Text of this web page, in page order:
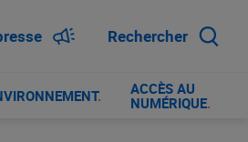
Rechercher
.
ACCÈS AU
NUMÉRIQUE.